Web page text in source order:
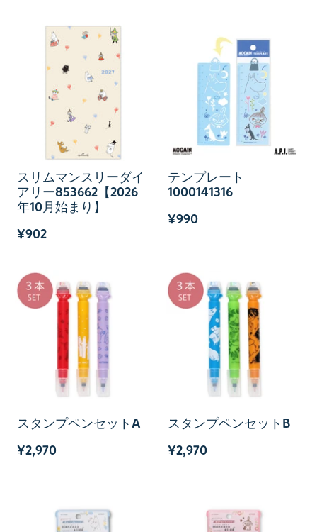
スリムマンスリーダイ
アリー853662【2026
年10月始まり】
¥902
テンプレート
1000141316
¥990
スタンプペンセットA
¥2,970
スタンプペンセットB
¥2,970